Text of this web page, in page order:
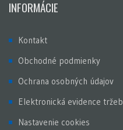
INFORMÁCIE
Kontakt
Obchodné podmienky
Ochrana osobných údajov
Elektronická evidence tržeb
Nastavenie cookies